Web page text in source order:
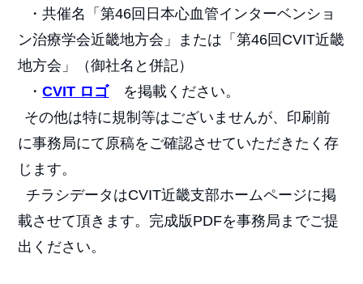
・共催名「第46回日本心血管インターベンショ
ン治療学会近畿地方会」または「第46回CVIT近畿
地方会」（御社名と併記）
・CVIT ロゴ
を掲載ください。
その他は特に規制等はございませんが、印刷前
に事務局にて原稿をご確認させていただきたく存
じます。
チラシデータはCVIT近畿支部ホームページに掲
載させて頂きます。完成版PDFを事務局までご提
出ください。